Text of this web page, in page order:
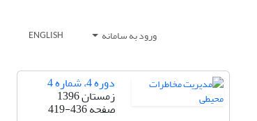
ورود به سامانه ENGLISH
دوره 4، شماره 4
زمستان 1396
صفحه419-436